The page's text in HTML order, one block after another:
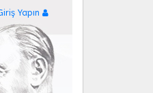
Yapın